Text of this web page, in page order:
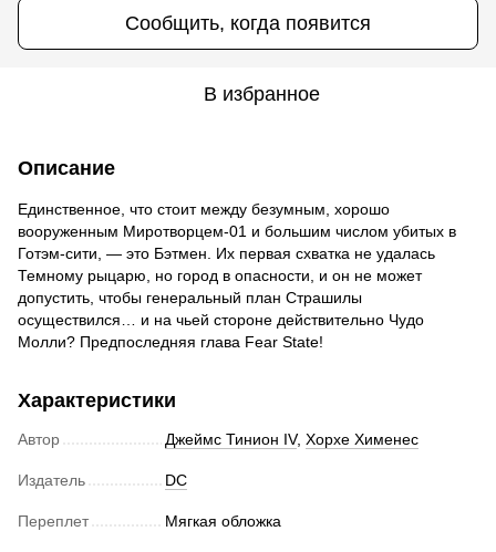
Сообщить, когда появится
В избранное
Описание
Единственное, что стоит между безумным, хорошо
вооруженным Миротворцем-01 и большим числом убитых в
Готэм-сити, — это Бэтмен. Их первая схватка не удалась
Темному рыцарю, но город в опасности, и он не может
допустить, чтобы генеральный план Страшилы
осуществился… и на чьей стороне действительно Чудо
Молли? Предпоследняя глава Fear State!
Характеристики
Автор Джеймс Тинион IV, Хорхе Хименес
Издатель DC
Переплет Мягкая обложка